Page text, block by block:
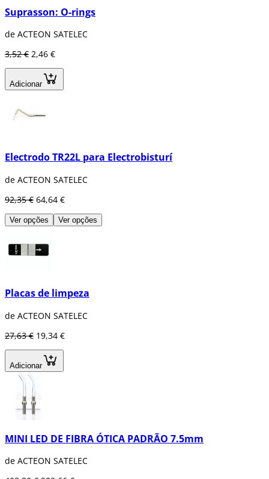
Suprasson: O-rings
de ACTEON SATELEC
3,52 € 2,46 €
Adicionar
Electrodo TR22L para Electrobisturí
de ACTEON SATELEC
92,35 € 64,64 €
Ver opções Ver opções
Placas de limpeza
de ACTEON SATELEC
27,63 € 19,34 €
Adicionar
MINI LED DE FIBRA ÓTICA PADRÃO 7.5mm
de ACTEON SATELEC